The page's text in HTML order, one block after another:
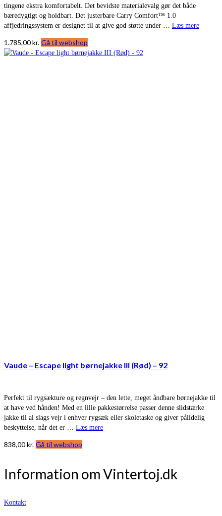
tingene ekstra komfortabelt. Det bevidste materialevalg gør det både
bæredygtigt og holdbart. Det justerbare Carry Comfort™ 1.0
affjedringssystem er designet til at give god støtte under … Læs mere
1.785,00kr. Gå til webshop
Vaude – Escape light børnejakke III (Rød) – 92
Perfekt til rygsækture og regnvejr – den lette, meget åndbare børnejakke til
at have ved hånden! Med en lille pakkestørrelse passer denne slidstærke
jakke til al slags vejr i enhver rygsæk eller skoletaske og giver pålidelig
beskyttelse, når det er … Læs mere
838,00kr. Gå til webshop
Information om Vintertoj.dk
Kontakt